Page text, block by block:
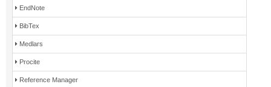
EndNote
BibTex
Medlars
Procite
Reference Manager